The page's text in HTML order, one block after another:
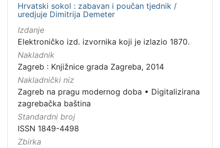
Hrvatski sokol : zabavan i poučan tjednik /
uredjuje Dimitrija Demeter
Izdanje
Elektroničko izd. izvornika koji je izlazio 1870.
Nakladnik
Zagreb : Knjižnice grada Zagreba, 2014
Nakladnički niz
Zagreb na pragu modernog doba • Digitalizirana
zagrebačka baština
Standardni broj
ISSN 1849-4498
Zbirka